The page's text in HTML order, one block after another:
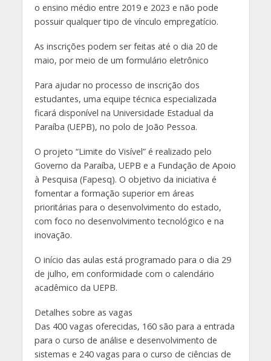
o ensino médio entre 2019 e 2023 e não pode
possuir qualquer tipo de vínculo empregatício.
As inscrições podem ser feitas até o dia 20 de
maio, por meio de um formulário eletrônico
Para ajudar no processo de inscrição dos
estudantes, uma equipe técnica especializada
ficará disponível na Universidade Estadual da
Paraíba (UEPB), no polo de João Pessoa.
O projeto “Limite do Visível” é realizado pelo
Governo da Paraíba, UEPB e a Fundação de Apoio
à Pesquisa (Fapesq). O objetivo da iniciativa é
fomentar a formação superior em áreas
prioritárias para o desenvolvimento do estado,
com foco no desenvolvimento tecnológico e na
inovação.
O início das aulas está programado para o dia 29
de julho, em conformidade com o calendário
acadêmico da UEPB.
Detalhes sobre as vagas
Das 400 vagas oferecidas, 160 são para a entrada
para o curso de análise e desenvolvimento de
sistemas e 240 vagas para o curso de ciências de